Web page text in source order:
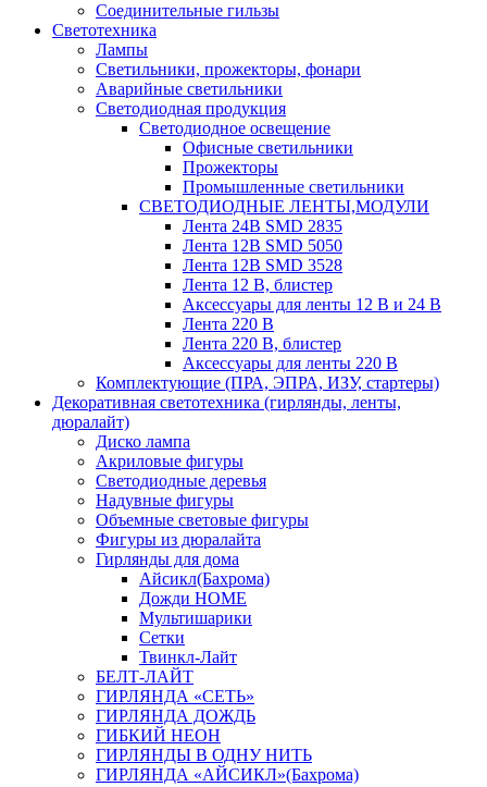
Соединительные гильзы
Светотехника
Лампы
Светильники, прожекторы, фонари
Аварийные светильники
Светодиодная продукция
Светодиодное освещение
Офисные светильники
Прожекторы
Промышленные светильники
СВЕТОДИОДНЫЕ ЛЕНТЫ,МОДУЛИ
Лента 24В SMD 2835
Лента 12В SMD 5050
Лента 12В SMD 3528
Лента 12 В, блистер
Аксессуары для ленты 12 В и 24 В
Лента 220 В
Лента 220 В, блистер
Аксессуары для ленты 220 В
Комплектующие (ПРА, ЭПРА, ИЗУ, стартеры)
Декоративная светотехника (гирлянды, ленты,
дюралайт)
Диско лампа
Акриловые фигуры
Светодиодные деревья
Надувные фигуры
Объемные световые фигуры
Фигуры из дюралайта
Гирлянды для дома
Айсикл(Бахрома)
Дожди HOME
Мультишарики
Сетки
Твинкл-Лайт
БЕЛТ-ЛАЙТ
ГИРЛЯНДА «СЕТЬ»
ГИРЛЯНДА ДОЖДЬ
ГИБКИЙ НЕОН
ГИРЛЯНДЫ В ОДНУ НИТЬ
ГИРЛЯНДА «АЙСИКЛ»(Бахрома)